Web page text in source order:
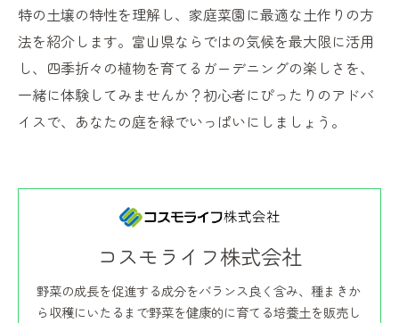
特の土壌の特性を理解し、家庭菜園に最適な土作りの方
法を紹介します。富山県ならではの気候を最大限に活用
し、四季折々の植物を育てるガーデニングの楽しさを、
一緒に体験してみませんか？初心者にぴったりのアドバ
イスで、あなたの庭を緑でいっぱいにしましょう。
コスモライフ株式会社
野菜の成長を促進する成分をバランス良く含み、種まきか
ら収穫にいたるまで野菜を健康的に育てる培養土を販売し